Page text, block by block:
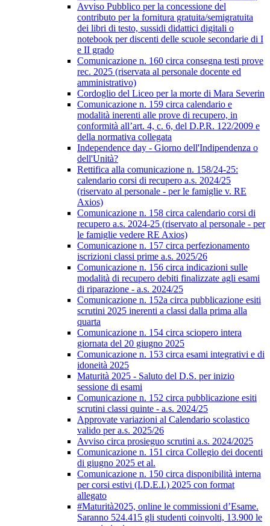
Avviso Pubblico per la concessione del
contributo per la fornitura gratuita/semigratuita
dei libri di testo, sussidi didattici digitali o
notebook per discenti delle scuole secondarie di I
e II grado
Comunicazione n. 160 circa consegna testi prove
rec. 2025 (riservata al personale docente ed
amministrativo)
Cordoglio del Liceo per la morte di Mara Severin
Comunicazione n. 159 circa calendario e
modalità inerenti alle prove di recupero, in
conformità all’art. 4, c. 6, del D.P.R. 122/2009 e
della normativa collegata
Independence day - Giorno dell'Indipendenza o
dell'Unità?
Rettifica alla comunicazione n. 158/24-25:
calendario corsi di recupero a.s. 2024/25
(riservato al personale - per le famiglie v. RE
Axios)
Comunicazione n. 158 circa calendario corsi di
recupero a.s. 2024-25 (riservato al personale - per
le famiglie vedere RE Axios)
Comunicazione n. 157 circa perfezionamento
iscrizioni classi prime a.s. 2025/26
Comunicazione n. 156 circa indicazioni sulle
modalità di recupero debiti finalizzate agli esami
di riparazione - a.s. 2024/25
Comunicazione n. 152a circa pubblicazione esiti
scrutini 2025 inerenti a classi dalla prima alla
quarta
Comunicazione n. 154 circa sciopero intera
giornata del 20 giugno 2025
Comunicazione n. 153 circa esami integrativi e di
idoneità 2025
Maturità 2025 - Saluto del D.S. per inizio
sessione di esami
Comunicazione n. 152 circa pubblicazione esiti
scrutini classi quinte - a.s. 2024/25
Approvate variazioni al Calendario scolastico
valido per a.s. 2025/26
Avviso circa prosieguo scrutini a.s. 2024/2025
Comunicazione n. 151 circa Collegio dei docenti
di giugno 2025 et al.
Comunicazione n. 150 circa disponibilità interna
per corsi estivi (I.D.E.I.) 2025 con format
allegato
#Maturità2025, online le commissioni d’Esame.
Saranno 524.415 gli studenti coinvolti, 13.900 le